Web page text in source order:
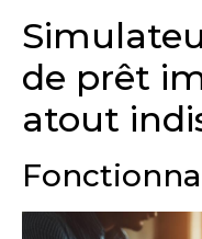
de prêt
atout